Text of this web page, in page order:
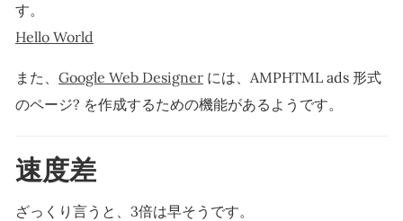
す。
Hello World
また、 Google Web Designer には、AMPHTML ads 形式
のページ? を作成するための機能があるようです。
速度差
ざっくり言うと、3倍は早そうです。